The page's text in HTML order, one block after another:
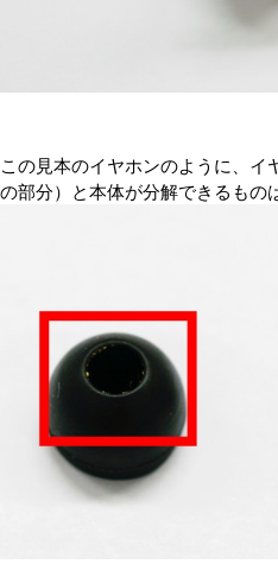
この見本のイヤホンのように、イ
の部分）と本体が分解できるもの